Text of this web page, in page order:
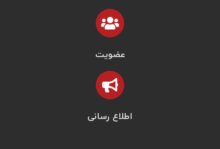
عضویت
اطلاع رسانی